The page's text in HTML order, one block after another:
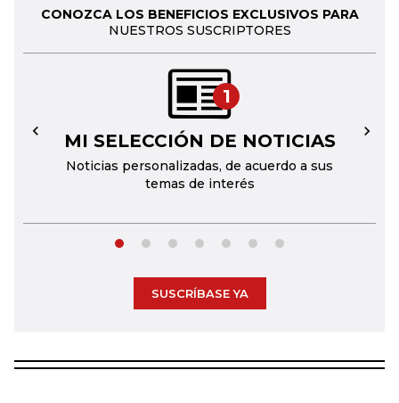
CONOZCA LOS BENEFICIOS EXCLUSIVOS PARA
NUESTROS SUSCRIPTORES
1
MI SELECCIÓN DE NOTICIAS
Noticias personalizadas, de acuerdo a sus
temas de interés
← →
SUSCRÍBASE YA